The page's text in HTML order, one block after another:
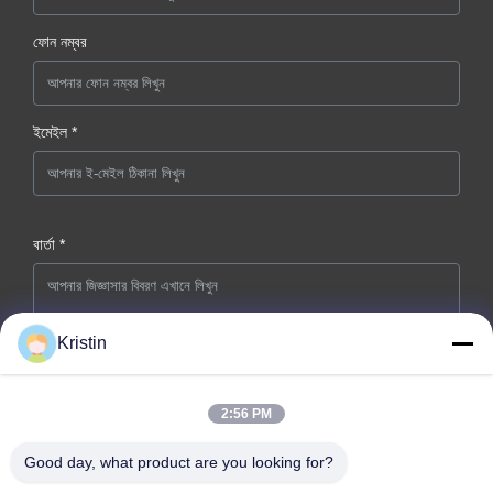
ফোন নম্বর
ইমেইল *
বার্তা *
Kristin
2:56 PM
Good day, what product are you looking for?